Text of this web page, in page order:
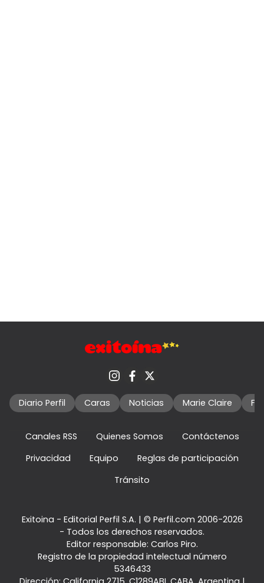
Diario Perfil Caras Noticias Marie Claire
Canales RSS Quienes Somos
Contáctenos
Privacidad
Equipo
Reglas de participación
Tránsito
Exitoina - Editorial Perfil S.A. | © Perfil.com 2006-2026
- Todos los derechos reservados.
Editor responsable: Carlos Piro.
Registro de la propiedad intelectual número
5346433